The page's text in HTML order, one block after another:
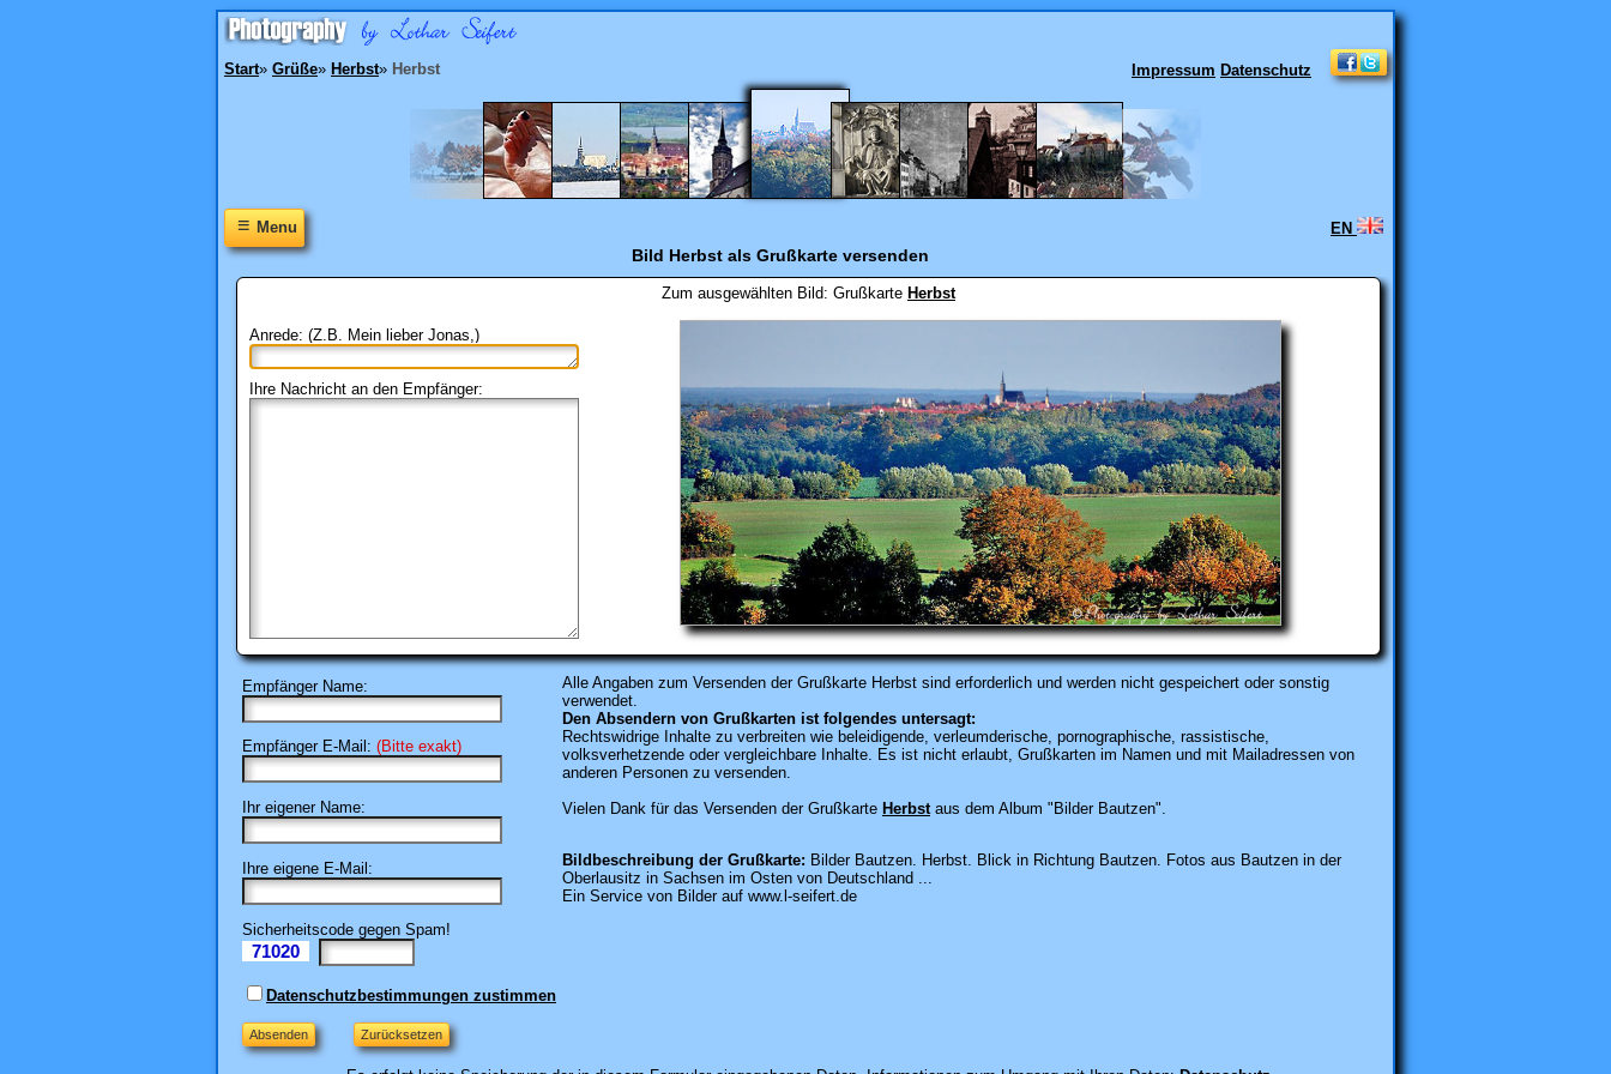
Impressum Datenschutz
Start» Grüße» Herbst» Herbst
≡Menu EN
Bild Herbst als Grußkarte versenden
Zum ausgewählten Bild: Grußkarte Herbst
Anrede: (Z.B. Mein lieber Jonas,)
Ihre Nachricht an den Empfänger:
Empfänger Name:
Empfänger E-Mail: (Bitte exakt)
Ihr eigener Name:
Ihre eigene E-Mail:
Sicherheitscode gegen Spam!
71020
Datenschutzbestimmungen zustimmen
Alle Angaben zum Versenden der Grußkarte Herbst sind erforderlich und werden nicht gespeichert oder sonstig
verwendet.
Den Absendern von Grußkarten ist folgendes untersagt:
Rechtswidrige Inhalte zu verbreiten wie beleidigende, verleumderische, pornographische, rassistische,
volksverhetzende oder vergleichbare Inhalte. Es ist nicht erlaubt, Grußkarten im Namen und mit Mailadressen von
anderen Personen zu versenden.
Vielen Dank für das Versenden der Grußkarte Herbstaus dem Album "Bilder Bautzen".
Bildbeschreibung der Grußkarte: Bilder Bautzen. Herbst. Blick in Richtung Bautzen. Fotos aus Bautzen in der
Oberlausitz in Sachsen im Osten von Deutschland ...
Ein Service von Bilder auf www.l-seifert.de